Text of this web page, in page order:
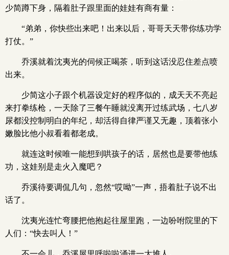
少简蹲下身，隔着肚子跟里面的娃娃有商有量：
“弟弟，你快些出来吧！出来以后，哥哥天天带你练功学
打仗。”
乔溪就着沈夷光的伺候正喝茶，听到这话没忍住差点喷
出来。
少简这小子跟个机器设定好的程序似的，成天天不亮起
来打拳练枪，一天除了三餐午睡就没离开过练武场，七八岁
尿都没控制明白的年纪，却活得自律严谨又无趣，顶着张小
嫩脸比他小叔看着都老成。
就连这时候唯一能想到哄孩子的话，居然也是要带他练
功，这娃别是走火入魔吧？
乔溪待要调侃几句，忽然“哎呦”一声，捂着肚子说不出
话了。
沈夷光连忙弯腰把他抱起往屋里跑，一边吩咐院里的下
人们：“快去叫人！”